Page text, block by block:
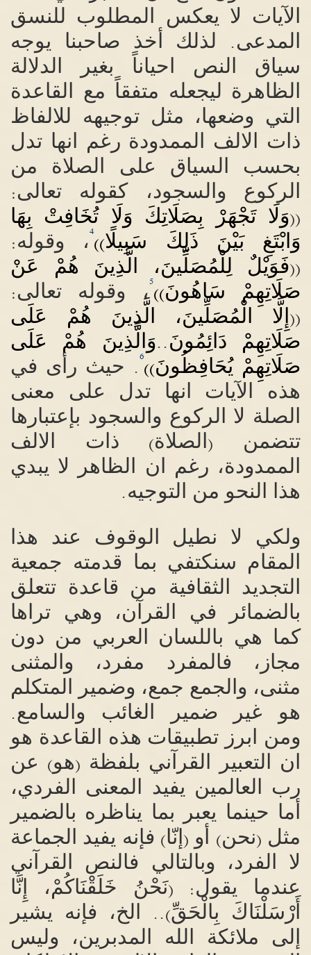
الآيات لا يعكس المطلوب للنسق
المدعى.
لذلك أخذ صاحبنا يوجه
سياق النص احياناً بغير الدلالة
الظاهرة ليجعله متفقاً مع القاعدة
التي وضعها، مثل توجيهه للالفاظ
ذات الالف الممدودة رغم انها تدل
بحسب السياق على الصلاة من
الركوع والسجود، كقوله تعالى:
((وَلَا تَجْهَرْ بِصَلَاتِكَ وَلَا تُخَافِتْ بِهَا
وَابْتَغِ بَيْنَ ذَلِكَ سَبِيلًا))
4، وقوله:
((فَوَيْلٌ لِلْمُصَلِّينَ، الَّذِينَ هُمْ عَنْ
صَلَاتِهِمْ سَاهُونَ))
5، وقوله تعالى:
((إِلَّا الْمُصَلِّينَ، الَّذِينَ هُمْ عَلَى
صَلَاتِهِمْ دَائِمُونَ..وَالَّذِينَ هُمْ عَلَى
صَلَاتِهِمْ يُحَافِظُونَ))
6
. حيث رأى في
هذه الآيات انها تدل على معنى
الصلة لا الركوع والسجود بإعتبارها
تتضمن (الصلاة)
ذات الالف
الممدودة، رغم ان الظاهر لا يبدي
هذا النحو من التوجيه.
ولكي لا نطيل الوقوف عند هذا
المقام سنكتفي بما قدمته جمعية
التجديد الثقافية من قاعدة تتعلق
بالضمائر في القرآن، وهي تراها
كما هي باللسان العربي من دون
مجاز، فالمفرد مفرد، والمثنى
مثنى، والجمع جمع، وضمير المتكلم
هو غير ضمير الغائب والسامع.
ومن ابرز تطبيقات هذه القاعدة هو
ان التعبير القرآني بلفظة (هو) عن
رب العالمين يفيد المعنى الفردي،
أما حينما يعبر بما يناظره بالضمير
مثل (نحن) أو (إنّا) فإنه يفيد الجماعة
لا الفرد، وبالتالي فالنص القرآني
عندما يقول: (نَحْنُ خَلَقْنَاكُمْ، إِنَّا
أَرْسَلْنَاكَ بِالْحَقِّ)
..
الخ، فإنه يشير
إلى ملائكة الله المدبرين، وليس